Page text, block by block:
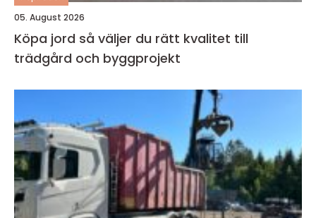
05. August 2026
Köpa jord så väljer du rätt kvalitet till
trädgård och byggprojekt